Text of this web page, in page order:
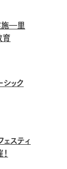
施―里
育
ック
ェスティ